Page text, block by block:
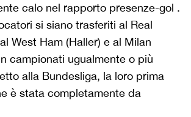
calo nel rapporto presenze-gol .
si siano trasferiti al Real
West Ham (Haller) e al Milan
campionati ugualmente o più
alla Bundesliga, la loro prima
è stata completamente da